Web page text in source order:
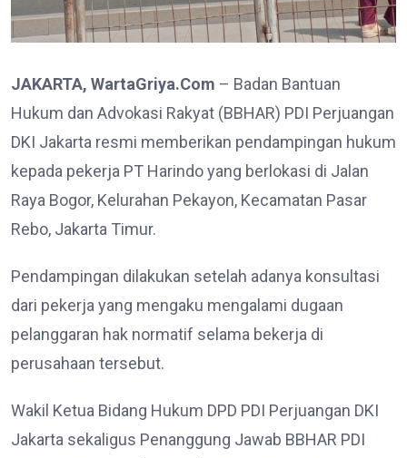
JAKARTA, WartaGriya.Com – Badan Bantuan
Hukum dan Advokasi Rakyat (BBHAR) PDI Perjuangan
DKI Jakarta resmi memberikan pendampingan hukum
kepada pekerja PT Harindo yang berlokasi di Jalan
Raya Bogor, Kelurahan Pekayon, Kecamatan Pasar
Rebo, Jakarta Timur.
Pendampingan dilakukan setelah adanya konsultasi
dari pekerja yang mengaku mengalami dugaan
pelanggaran hak normatif selama bekerja di
perusahaan tersebut.
Wakil Ketua Bidang Hukum DPD PDI Perjuangan DKI
Jakarta sekaligus Penanggung Jawab BBHAR PDI